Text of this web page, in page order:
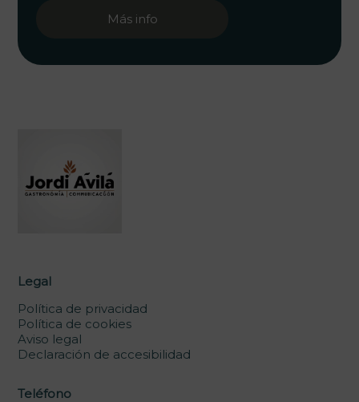
Más info
Legal
Política de privacidad
Política de cookies
Aviso legal
Declaración de accesibilidad
Teléfono